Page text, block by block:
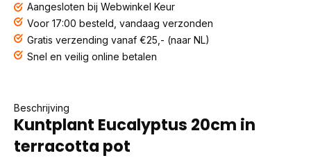
Aangesloten bij Webwinkel Keur
Voor 17:00 besteld, vandaag verzonden
Gratis verzending vanaf €25,- (naar NL)
Snel en veilig online betalen
Beschrijving
Kuntplant Eucalyptus 20cm in
terracotta pot